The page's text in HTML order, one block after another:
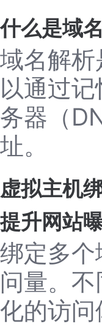
什么是域
域名解
以通过
务器（
址。
虚拟主机
提升网站
绑定多
问量。
化的访问